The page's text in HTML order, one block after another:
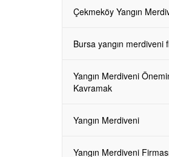
Çekmeköy Yangın
Bursa yangın merdiveni
Yangın Merdiveni
Kavramak
Yangın Merdiveni
Yangın Merdiveni